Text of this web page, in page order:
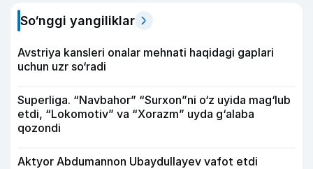
So‘nggi yangiliklar
Avstriya kansleri onalar mehnati haqidagi gaplari
uchun uzr so‘radi
Superliga. “Navbahor” “Surxon”ni o‘z uyida mag‘lub
etdi, “Lokomotiv” va “Xorazm” uyda g‘alaba
qozondi
Aktyor Abdu­mannon Ubaydullayev vafot etdi